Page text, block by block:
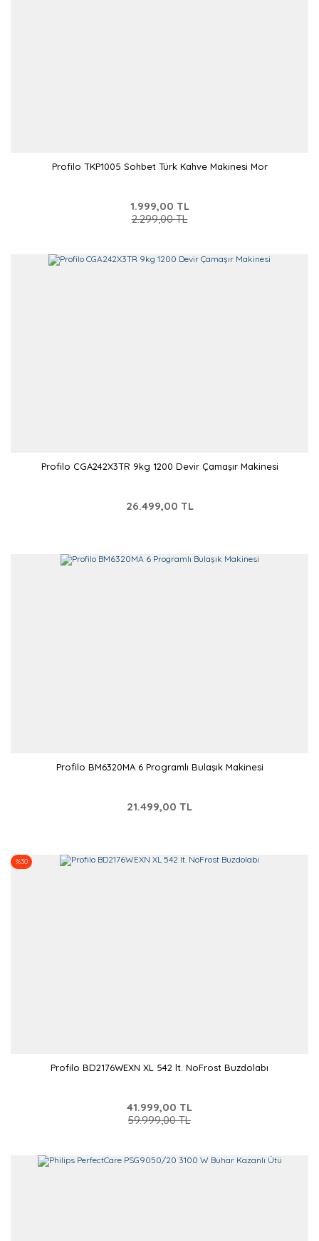
Profilo TKP1005 Sohbet Türk Kahve Makinesi Mor
1.999,00 TL
2.299,00 TL
Profilo CGA242X3TR 9kg 1200 Devir Çamaşır Makinesi
26.499,00 TL
Profilo BM6320MA 6 Programlı Bulaşık Makinesi
21.499,00 TL
%30
Profilo BD2176WEXN XL 542 lt. NoFrost Buzdolabı
41.999,00 TL
59.999,00 TL